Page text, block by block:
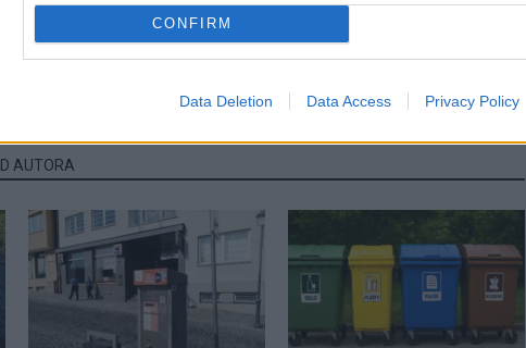
CONFIRM
Data Deletion Data Access Privacy Policy
uspěl
Nové parkoviště v centru Rožmitálu už slouží
AUTORA